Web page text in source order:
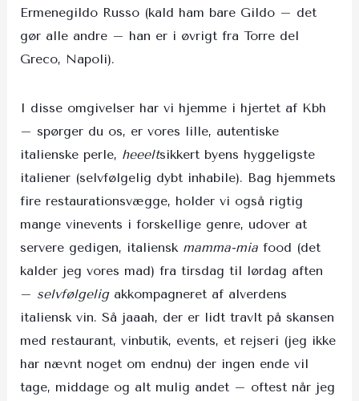
Ermenegildo Russo (kald ham bare Gildo – det
gør alle andre – han er i øvrigt fra Torre del
Greco, Napoli).
I disse omgivelser har vi hjemme i hjertet af Kbh
– spørger du os, er vores lille, autentiske
italienske perle, heeeltsikkert byens hyggeligste
italiener (selvfølgelig dybt inhabile). Bag hjemmets
fire restaurationsvægge, holder vi også rigtig
mange vinevents i forskellige genre, udover at
servere gedigen, italiensk mamma-miafood (det
kalder jeg vores mad) fra tirsdag til lørdag aften
– selvfølgeligakkompagneret af alverdens
italiensk vin. Så jaaah, der er lidt travlt på skansen
med restaurant, vinbutik, events, et rejseri (jeg ikke
har nævnt noget om endnu) der ingen ende vil
tage, middage og alt mulig andet – oftest når jeg